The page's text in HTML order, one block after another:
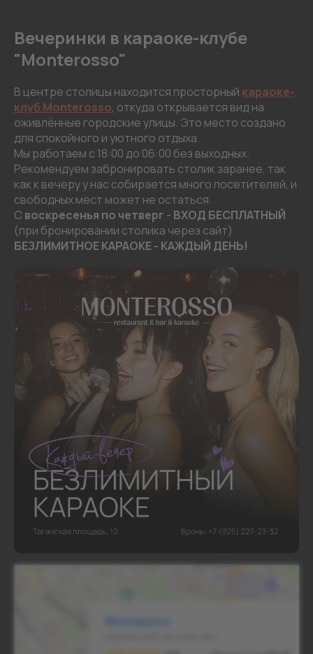
Вечеринки в караоке-клубе
"Monterosso"
В центре столицы находится просторный караоке-
клуб Monterosso, откуда открывается вид на
оживлённые городские улицы. Это место создано
для спокойного и уютного отдыха.
Мы работаем с 18:00 до 06:00 без выходных.
Рекомендуем забронировать столик заранее, так
как к вечеру у нас собирается много посетителей, и
свободных мест может не остаться.
С воскресенья по четверг - ВХОД БЕСПЛАТНЫЙ
(при бронировании столика через сайт)
БЕЗЛИМИТНОЕ КАРАОКЕ - КАЖДЫЙ ДЕНЬ!